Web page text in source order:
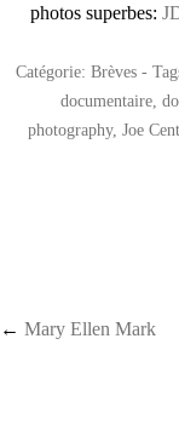
photos superbes:
Catégorie: Brèves-
documentaire,
photography, Joe
Post
← Mary Ellen Mark